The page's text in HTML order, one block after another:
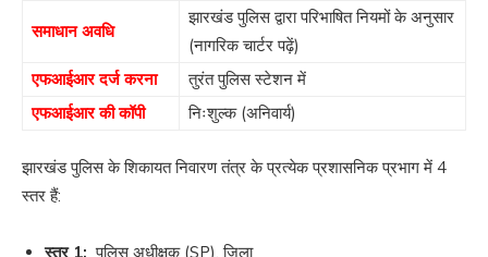
समाधान अवधि
झारखंड पुलिस द्वारा परिभाषित नियमों के अनुसार
(नागरिक चार्टर पढ़ें)
एफआईआर दर्ज करना
तुरंत पुलिस स्टेशन में
एफआईआर की कॉपी
निःशुल्क (अनिवार्य)
झारखंड पुलिस के शिकायत निवारण तंत्र के प्रत्येक प्रशासनिक प्रभाग में 4
स्तर हैं:
स्तर 1: पुलिस अधीक्षक (SP), जिला